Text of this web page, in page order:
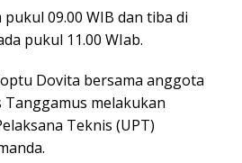
09.00 WIB dan tiba di
pukul 11.00 WIab.
Dovita bersama anggota
melakukan
Teknis (UPT)